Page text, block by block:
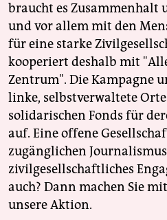
braucht es Zusammenhalt
und vor allem mit den
für eine starke
kooperiert deshalb mit
Zentrum". Die Kampagne
linke, selbstverwaltete
solidarischen Fonds für
auf. Eine offene
zugänglichen
zivilgesellschaftliches
auch? Dann machen Sie
unsere Aktion.